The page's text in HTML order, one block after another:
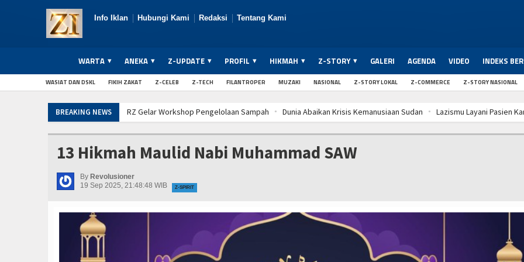
Info Iklan Hubungi Kami Redaksi Tentang Kami
WARTA ANEKA Z-UPDATE PROFIL HIKMAH Z-STORY GALERI AGENDA VIDEO INDEKS
WASIAT DAN DSKL FIKIH ZAKAT Z-CELEB Z-TECH FILANTROPER MUZAKI NASIONAL Z-STORY LOKAL Z-COMMERCE Z-STORY NASIONAL
BREAKING NEWS RZ Gelar Workshop Pengelolaan Sampah Dunia Abaikan Krisis Kemanusiaan Sudan Lazismu Layani Pasien
Lazismu Layani Pasien
13 Hikmah Maulid Nabi Muhammad SAW
By Revolusioner
19 Sep 2025, 21:48:48 WIB
Z-SPIRIT